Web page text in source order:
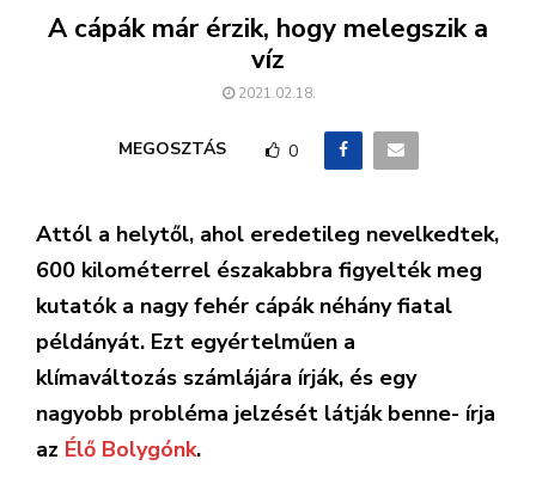
A cápák már érzik, hogy melegszik a
víz
2021.02.18.
MEGOSZTÁS 0
Attól a helytől, ahol eredetileg nevelkedtek,
600 kilométerrel északabbra figyelték meg
kutatók a nagy fehér cápák néhány fiatal
példányát. Ezt egyértelműen a
klímaváltozás számlájára írják, és egy
nagyobb probléma jelzését látják benne- írja
az Élő Bolygónk.